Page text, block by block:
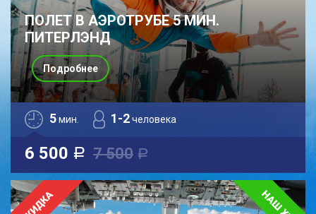
ПОЛЕТ В АЭРОТРУБЕ 5 МИН.
ПИТЕРЛЭНД
5мин. 1-2человека
6 500 a 7 500 a
Подробнее